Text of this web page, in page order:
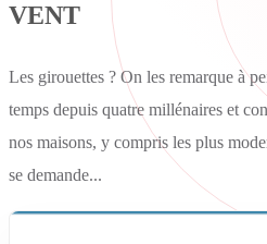
VENT
Les girouettes ? On les remarque à
temps depuis quatre millénaires et
nos maisons, y compris les plus
se demande...